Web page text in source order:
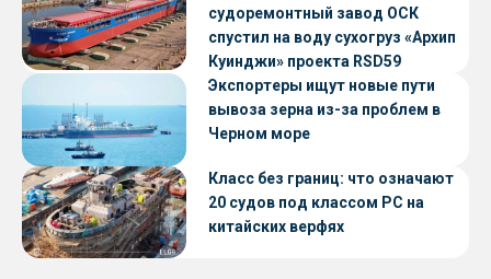
судоремонтный завод ОСК
спустил на воду сухогруз «Архип
Куинджи» проекта RSD59
Экспортеры ищут новые пути
вывоза зерна из-за проблем в
Черном море
Класс без границ: что означают
20 судов под классом РС на
китайских верфях